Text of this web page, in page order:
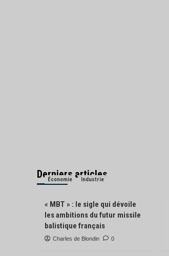
Derniers articles
Économie Industrie
« MBT » : le sigle qui dévoile
les ambitions du futur missile
balistique français
Charles de Blondin 0